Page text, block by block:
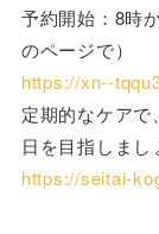
予約開始：8時
のページで）
https://xn--
定期的なケア
日を目指しまし
https://seitai-